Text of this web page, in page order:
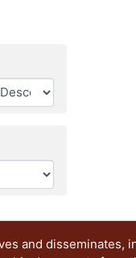
and disseminates,